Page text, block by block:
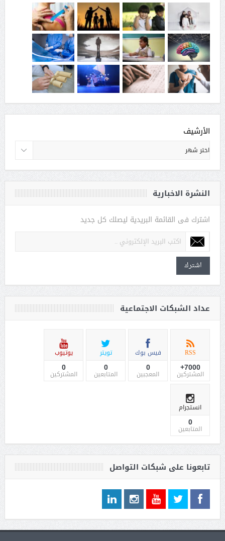
الأرشيف
النشرة الاخبارية
اشترك فى القائمة البريدية ليصلك كل جديد
اشترك
عداد الشبكات الاجتماعية
RSS
7000+
المشتركين
فيس بوك
0
المعجبين
تويتر
0
المتابعين
يوتيوب
0
المشتركين
انستجرام
0
المتابعين
تابعونا على شبكات التواصل